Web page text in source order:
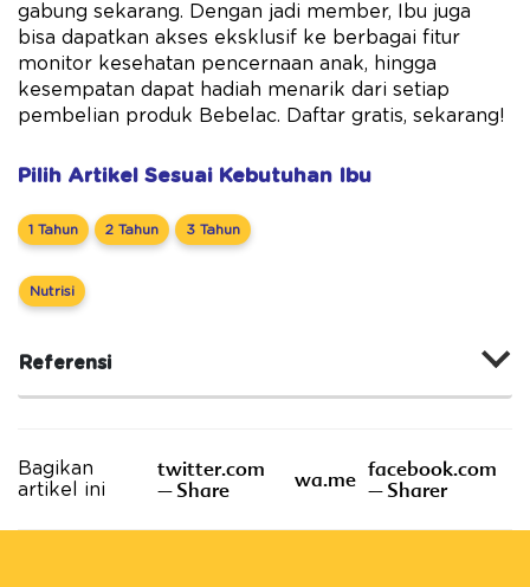
gabung sekarang. Dengan jadi member, Ibu juga
bisa dapatkan akses eksklusif ke berbagai fitur
monitor kesehatan pencernaan anak, hingga
kesempatan dapat hadiah menarik dari setiap
pembelian produk Bebelac. Daftar gratis, sekarang!
Pilih Artikel Sesuai Kebutuhan Ibu
1 Tahun 2 Tahun 3 Tahun
Nutrisi
Referensi
Bagikan
artikel ini
twitter.com
– Share
wa.me facebook.com
– Sharer